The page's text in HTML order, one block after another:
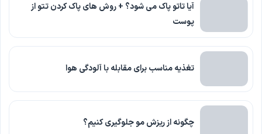
آیا تاتو پاک می شود؟ + روش های پاک کردن تتو از
پوست
تغذیه مناسب برای مقابله با آلودگی هوا
چگونه از ریزش مو جلوگیری کنیم؟